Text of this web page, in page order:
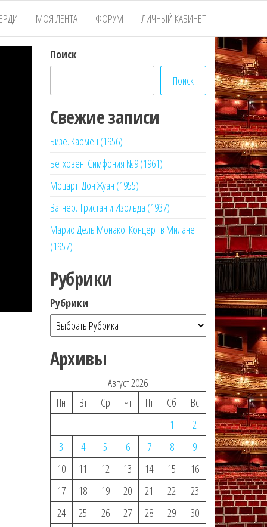
МОЯ ЛЕНТА ФОРУМ ЛИЧНЫЙ КАБИНЕТ
Поиск
Поиск
Свежие записи
Бизе. Кармен (1956)
Бетховен. Симфония №9 (1961)
Моцарт. Дон Жуан (1955)
Вагнер. Тристан и Изольда (1937)
Марио Дель Монако. Концерт в Милане
(1957)
Рубрики
Рубрики
Архивы
Август 2026
Пн
Вт Ср Чт Пт Сб
Вс
1
2
3
4 5 6 7 8
9
10
11 12 13 14 15
16
17
18 19 20 21 22
23
24
25 26 27 28 29
30